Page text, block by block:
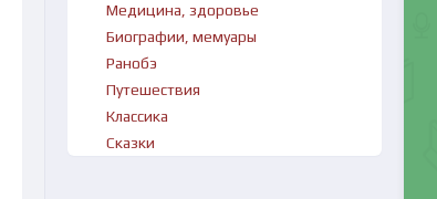
Медицина, здоровье
Биографии, мемуары
Ранобэ
Путешествия
Классика
Сказки